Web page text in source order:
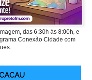
das 6:30h às 8:00h, e
Conexão Cidade com